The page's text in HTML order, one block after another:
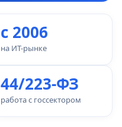
с 2006
на ИТ-рынке
44/223-ФЗ
работа с госсектором